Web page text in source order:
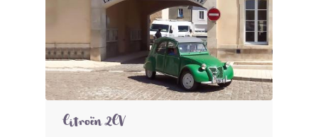
Citroën 2CV